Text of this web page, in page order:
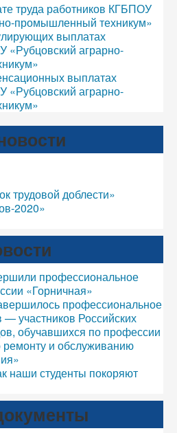
труда работников КГБПОУ
промышленный техникум»
выплатах
«Рубцовский аграрно-
выплатах
«Рубцовский аграрно-
трудовой доблести»
2020»
профессиональное
«Горничная»
профессиональное
— участников Российских
обучавшихся по профессии
ремонту и обслуживанию
наши студенты покоряют